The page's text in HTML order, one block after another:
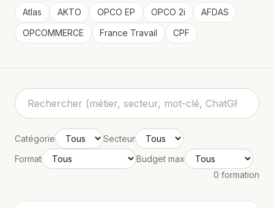
Atlas AKTO OPCO EP OPCO 2i
AFDAS
OPCOMMERCE
France Travail CPF
Catégorie
Secteur
Format
Budget max
0 formation